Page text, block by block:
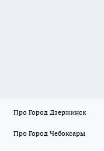
Про Город Дзержинск
Про Город Чебоксары